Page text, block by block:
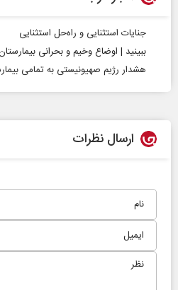
جنایات استثنایی و راه‌حل استثنایی
ببینید | اوضاع وخیم و بحرانی
هشدار رژیم صهیونیستی به تمامی
ارسال نظرات